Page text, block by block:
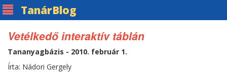
TanárBlog
Vetélkedő interaktív táblán
Tananyagbázis - 2010. február 1.
Írta: Nádori Gergely